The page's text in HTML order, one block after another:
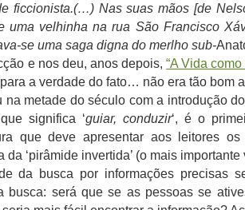
ficcionista.(…) Nas suas mãos [de
uma velhinha na rua São Francisco
se uma saga digna do merlho sub-
e nos deu, anos depois,“A Vida
a verdade do fato… não era tão bom
na metade do século com a introdução do
significa ‘guiar, conduzir‘, é o
que deve apresentar aos leitores os
da ‘pirâmide invertida’ (o mais
da busca por informações precisas
busca: será que se as pessoas se